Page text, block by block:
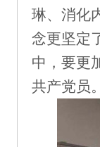
琳、消化
念更坚定
中，要更
共产党员。